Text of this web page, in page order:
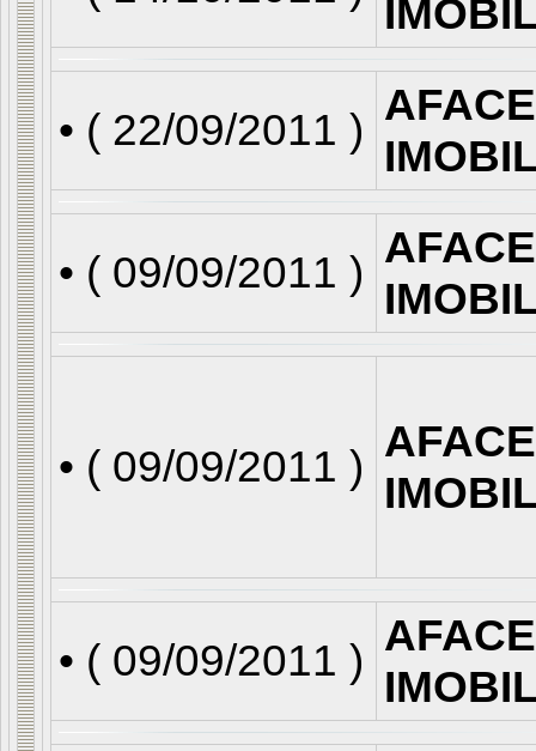
• ( 22/09/2011 )
• ( 09/09/2011 )
• ( 09/09/2011 )
• ( 09/09/2011 )